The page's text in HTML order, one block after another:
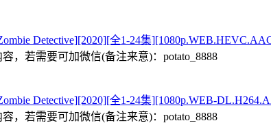
Detective][2020][全1-24集
，若需要可加微信(备注来意)：potato_8888
Detective][2020][全1-24集][1080p.WEB-
，若需要可加微信(备注来意)：potato_8888